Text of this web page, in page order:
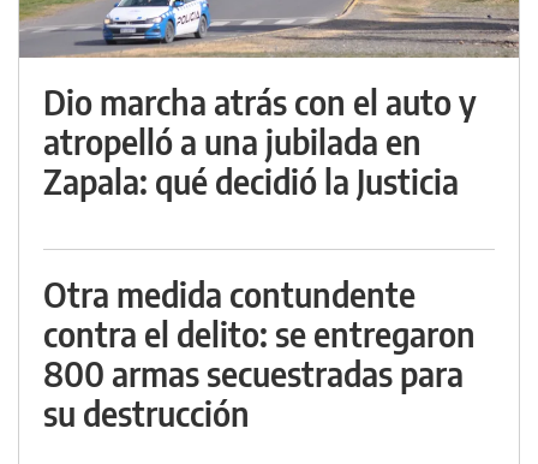
Dio marcha atrás con el auto y
atropelló a una jubilada en
Zapala: qué decidió la Justicia
Otra medida contundente
contra el delito: se entregaron
800 armas secuestradas para
su destrucción